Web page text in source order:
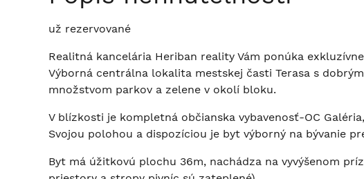
už rezervované
Realitná kancelária Heriban reality Vám ponúka
Výborná centrálna lokalita mestskej časti Terasa s
množstvom parkov a zelene v okolí bloku.
V blízkosti je kompletná občianska vybavenosť-OC
Svojou polohou a dispozíciou je byt výborný na bývanie
Byt má úžitkovú plochu 36m, nachádza na vyvýšenom